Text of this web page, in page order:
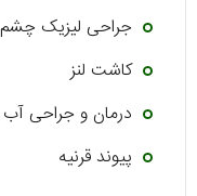
جراحی لیزیک چشم
کاشت لنز
درمان و جراحی آب
پیوند قرنیه